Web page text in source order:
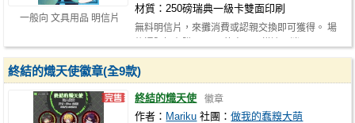
一般向 文具用品 明信片
材質：250磅瑞典一級卡雙面印刷
無料明信片，來攤消費或認親交換即可獲得。 場
終結的熾天使徽章(全9款)
終結的熾天使 徽章
作者： Mariku 社團：做我的蠢糗大萌